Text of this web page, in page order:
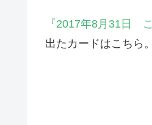
『2017年8月31日
出たカードはこちら。